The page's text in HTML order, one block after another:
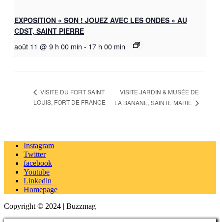
EXPOSITION « SON ! JOUEZ AVEC LES ONDES » AU
CDST, SAINT PIERRE
août 11 @ 9 h 00 min - 17 h 00 min
VISITE DU FORT SAINT
LOUIS, FORT DE FRANCE
VISITE JARDIN & MUSÉE DE
LA BANANE, SAINTE MARIE
Instagram
Twitter
facebook
Youtube
Linkedin
Homepage
Copyright © 2024 | Buzzmag